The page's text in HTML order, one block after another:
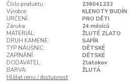
Číslo produktu:
236041232
Výrobce:
KLENOTY BUDÍN
URČENÍ:
PRO DĚTI
Záruka:
24 měsíců
MATERIÁL:
ŽLUTÉ ZLATO
DRUH KAMENE:
SAFÍR
TYP NÁUŠNIC:
DĚTSKÉ
ZAPÍNÁNÍ:
DĚTSKÉ
DODAVATEL:
Zlatokov
BARVA:
ŽLUTÁ
Hlídat cenu / dostupnost